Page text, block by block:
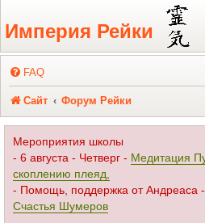
Регистрация
Империя Рейки
FAQ
Сайт Форум Рейки
Мероприятия школы
- 6 августа - Четверг - Медитация
скоплению плеяд,
- Помощь, поддержка от Андреаса -
Счастья Шумеров